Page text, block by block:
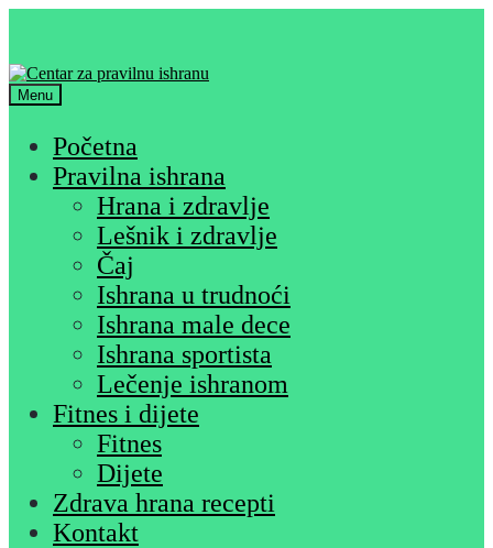
Menu
Početna
Pravilna ishrana
Hrana i zdravlje
Lešnik i zdravlje
Čaj
Ishrana u trudnoći
Ishrana male dece
Ishrana sportista
Lečenje ishranom
Fitnes i dijete
Fitnes
Dijete
Zdrava hrana recepti
Kontakt